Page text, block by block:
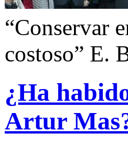
“Conservar
costoso” E.
¿Ha
Artur